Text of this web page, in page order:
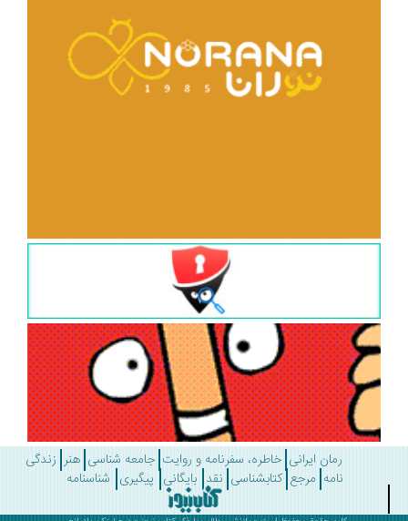
رمان ایرانی خاطره، سفرنامه و روایت جامعه شناسی هنر زندگی
مرجع کتابشناسی نقد بایگانی پیگیری شناسنامه